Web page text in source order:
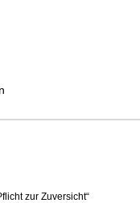
zur Zuversicht“